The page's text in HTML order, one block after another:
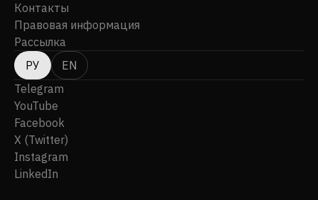
Контакты
Правовая информация
Рассылка
РУ
EN
Telegram
YouTube
Facebook
X (Twitter)
Instagram
LinkedIn